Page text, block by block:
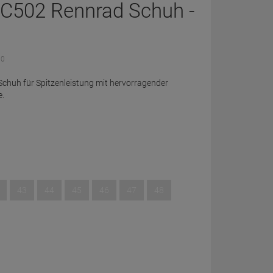
Rennrad Schuh -
für Spitzenleistung mit hervorragender